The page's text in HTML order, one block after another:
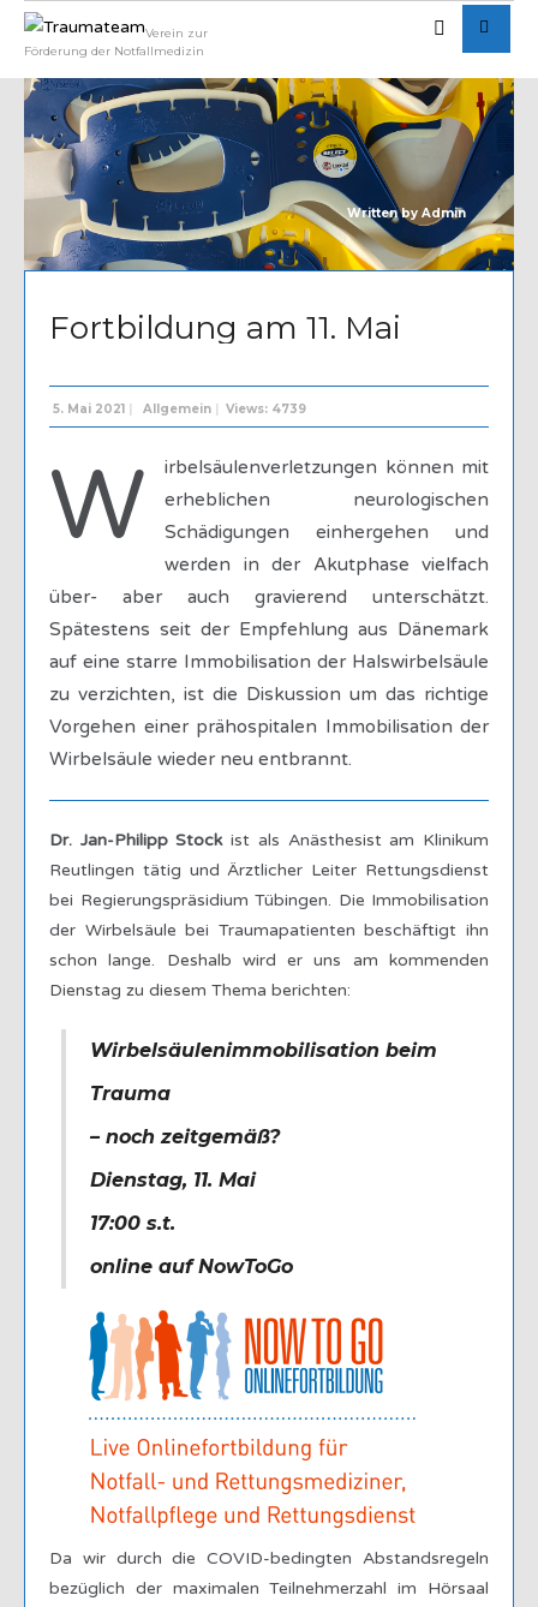
Verein zur
Förderung der Notfallmedizin
Written by Admin
Fortbildung am 11. Mai
5. Mai 2021 Allgemein Views: 4739
W
irbelsäulenverletzungen können mit
erheblichen neurologischen
Schädigungen einhergehen und
werden in der Akutphase vielfach
über- aber auch gravierend unterschätzt.
Spätestens seit der Empfehlung aus Dänemark
auf eine starre Immobilisation der Halswirbelsäule
zu verzichten, ist die Diskussion um das richtige
Vorgehen einer prähospitalen Immobilisation der
Wirbelsäule wieder neu entbrannt.
Dr. Jan-Philipp Stockist als Anästhesist am Klinikum
Reutlingen tätig und Ärztlicher Leiter Rettungsdienst
bei Regierungspräsidium Tübingen. Die Immobilisation
der Wirbelsäule bei Traumapatienten beschäftigt ihn
schon lange. Deshalb wird er uns am kommenden
Dienstag zu diesem Thema berichten:
Wirbelsäulenimmobilisation beim
Trauma
– noch zeitgemäß?
Dienstag, 11. Mai
17:00 s.t.
online auf NowToGo
Da wir durch die COVID-bedingten Abstandsregeln
bezüglich der maximalen Teilnehmerzahl im Hörsaal